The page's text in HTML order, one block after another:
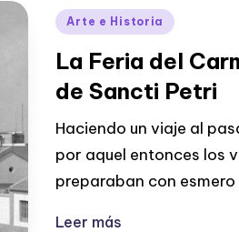
Publicado
Arte e Historia
La Feria del
de Sancti Petri
Haciendo un viaje al
por aquel entonces los
preparaban con
Leer más